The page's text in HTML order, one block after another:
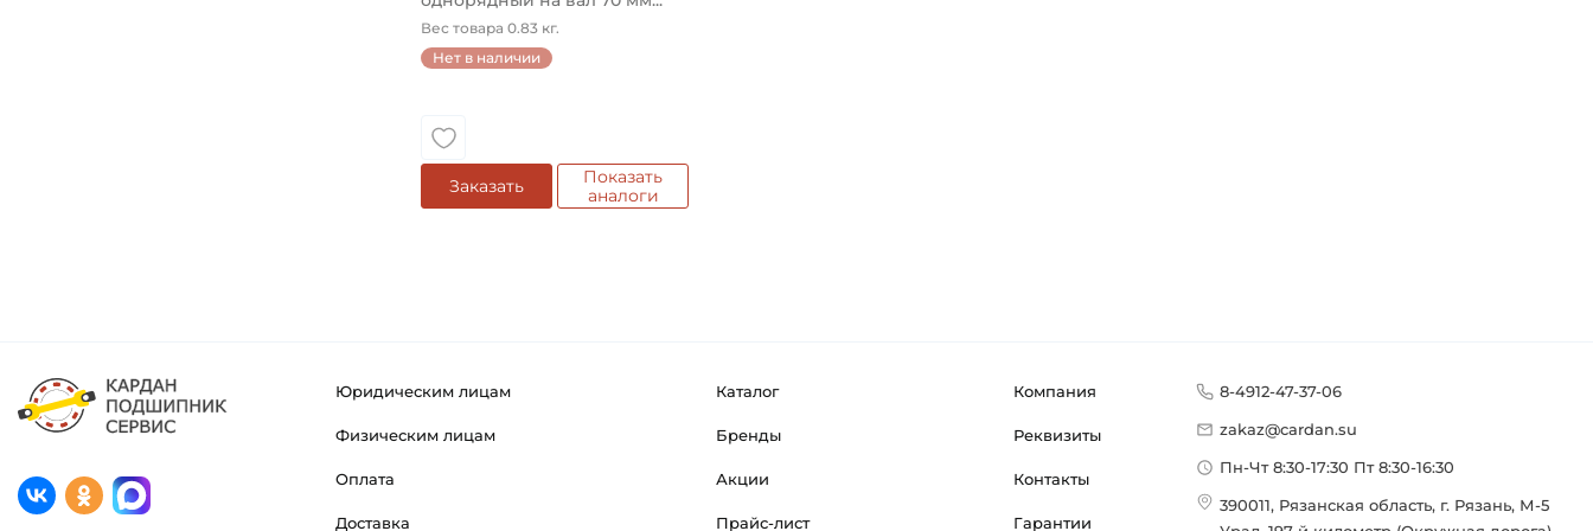
Вес товара 0.83 кг.
Нет в наличии
Заказать
Показать
аналоги
Юридическим лицам
Физическим лицам
Оплата
Доставка
Каталог
Бренды
Акции
Прайс-лист
Компания
Реквизиты
Контакты
Гарантии
8-4912-47-37-06
zakaz@cardan.su
Пн-Чт 8:30-17:30 Пт 8:30-16:30
390011, Рязанская область, г. Рязань, М-5